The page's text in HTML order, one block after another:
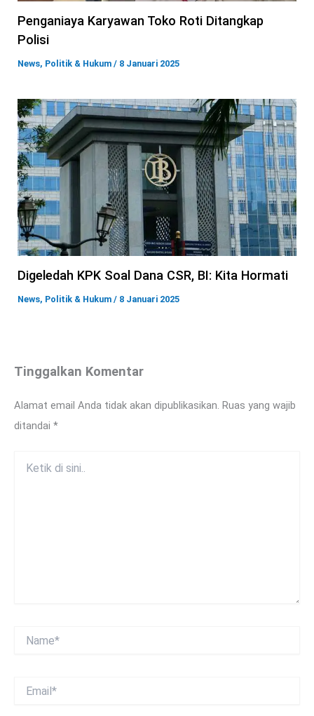
Penganiaya Karyawan Toko Roti Ditangkap
Polisi
News, Politik & Hukum / 8 Januari 2025
Digeledah KPK Soal Dana CSR, BI: Kita Hormati
News, Politik & Hukum / 8 Januari 2025
Tinggalkan Komentar
Alamat email Anda tidak akan dipublikasikan. Ruas yang wajib
ditandai *